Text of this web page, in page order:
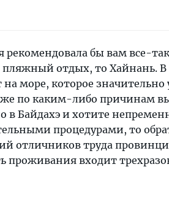
рекомендовала бы вам все-
пляжный отдых, то Хайнань. В
море, которое значительно
по каким-либо причинам
в Байдахэ и хотите
процедурами, то
отличников труда
проживания входит